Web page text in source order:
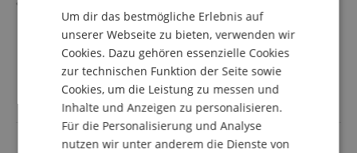
Kein verharzen
Schützt vor Verschleiß & Korrosion
Geruchsneutral - nicht klumpend
Inhalt: 30 ml
mehr anzeigen
8,50 €
inkl. MwSt. +
Versandkosten (AT)
FRENCH
ITALIAN
SPANISH
Um dir das bestmögliche Erlebnis auf
unserer Webseite zu bieten, verwenden wir
Cookies. Dazu gehören essenzielle Cookies
zur technischen Funktion der Seite sowie
Cookies, um die Leistung zu messen und
Inhalte und Anzeigen zu personalisieren.
Für die Personalisierung und Analyse
nutzen wir unter anderem die Dienste von